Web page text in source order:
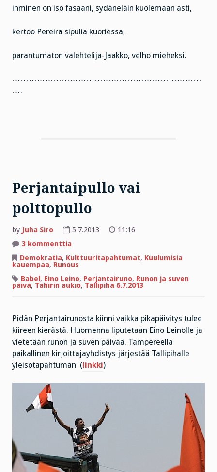
ihminen on iso fasaani, sydäneläin kuolemaan asti,
kertoo Pereira sipulia kuoriessa,
parantumaton valehtelija-Jaakko, velho mieheksi.
……………………………………………………………
….
Perjantaipullo vai
polttopullo
by Juha Siro 5.7.2013
11:16
3 kommenttia
vai
polttopullo
Demokratia, Kulttuuritapahtumat, Kuulumisia
kauempaa, Runous
Babel, Eino Leino, Perjantairuno, Runon ja suven
päivä, Tahirin aukio, Tallipiha 6.7.2013
Pidän Perjantairunosta kiinni vaikka pikapäivitys tulee
kiireen kierästä. Huomenna liputetaan Eino Leinolle ja
vietetään runon ja suven päivää. Tampereella
paikallinen kirjoittajayhdistys järjestää Tallipihalle
yleisötapahtuman. (linkki)